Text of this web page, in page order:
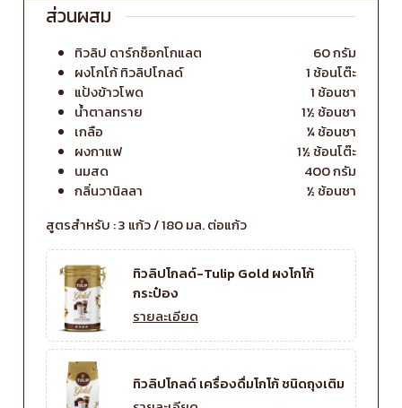
ส่วนผสม
ทิวลิป ดาร์กช็อกโกแลต
60 กรัม
ผงโกโก้ ทิวลิปโกลด์
1 ช้อนโต๊ะ
แป้งข้าวโพด
1 ช้อนชา
น้ำตาลทราย
1½ ช้อนชา
เกลือ
¼ ช้อนชา
ผงกาแฟ
1½ ช้อนโต๊ะ
นมสด
400 กรัม
กลิ่นวานิลลา
½ ช้อนชา
สูตรสำหรับ : 3 แก้ว / 180 มล. ต่อแก้ว
ทิวลิปโกลด์-Tulip Gold ผงโกโก้
กระป๋อง
รายละเอียด
ทิวลิปโกลด์ เครื่องดื่มโกโก้ ชนิดถุงเติม